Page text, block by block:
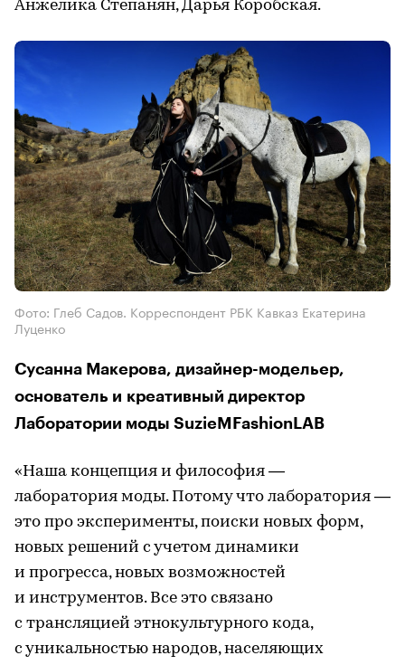
Анжелика Степанян, Дарья Коробская.
Фото: Глеб Садов. Корреспондент РБК Кавказ Екатерина
Луценко
Сусанна Макерова, дизайнер-модельер,
основатель и креативный директор
Лаборатории моды SuzieMFashionLAB
«Наша концепция и философия —
лаборатория моды. Потому что лаборатория —
это про эксперименты, поиски новых форм,
новых решений с учетом динамики
и прогресса, новых возможностей
и инструментов. Все это связано
с трансляцией этнокультурного кода,
с уникальностью народов, населяющих